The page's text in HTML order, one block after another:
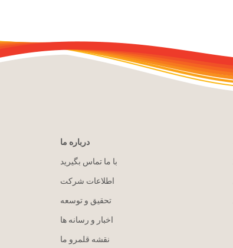
درباره ما
با ما تماس بگیرید
اطلاعات شرکت
تحقیق و توسعه
اخبار و رسانه ها
نقشه قلمرو ما